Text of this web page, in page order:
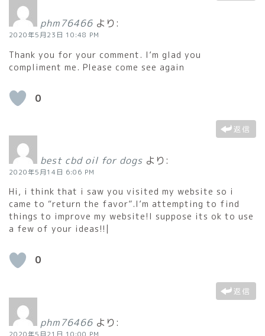
phm76466 より:
2020年5月23日 10:48 PM
Thank you for your comment. I’m glad you
compliment me. Please come see again
0
返信
best cbd oil for dogs より:
2020年5月14日 6:06 PM
Hi, i think that i saw you visited my website so i
came to “return the favor”.I’m attempting to find
things to improve my website!I suppose its ok to use
a few of your ideas!!|
0
返信
phm76466 より: